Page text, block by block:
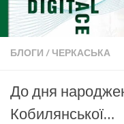
БЛОГИ / ЧЕРКАСЬКА
До дня
Кобилянської…